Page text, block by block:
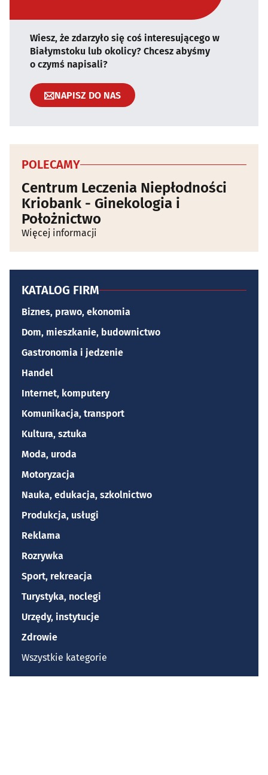
Wiesz, że zdarzyło się coś interesującego w
Białymstoku lub okolicy? Chcesz abyśmy
o czymś napisali?
NAPISZ DO NAS
POLECAMY
Centrum Leczenia Niepłodności
Kriobank - Ginekologia i
Położnictwo
Więcej informacji
KATALOG FIRM
Biznes, prawo, ekonomia
Dom, mieszkanie, budownictwo
Gastronomia i jedzenie
Handel
Internet, komputery
Komunikacja, transport
Kultura, sztuka
Moda, uroda
Motoryzacja
Nauka, edukacja, szkolnictwo
Produkcja, usługi
Reklama
Rozrywka
Sport, rekreacja
Turystyka, noclegi
Urzędy, instytucje
Zdrowie
Wszystkie kategorie